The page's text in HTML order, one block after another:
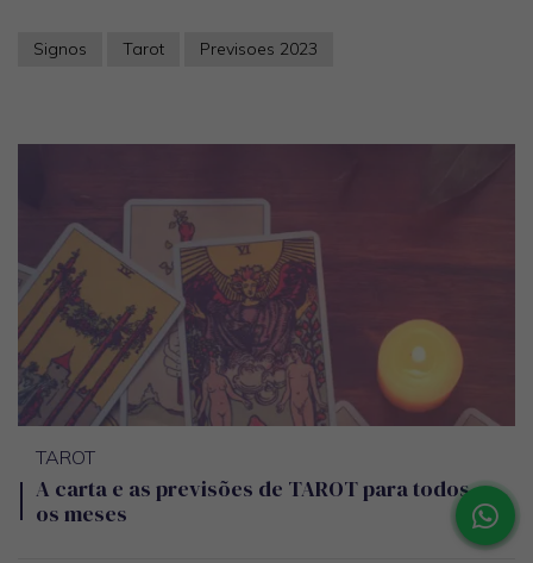
Signos Tarot Previsoes 2023
TAROT
A carta e as previsões de TAROT para todos
os meses